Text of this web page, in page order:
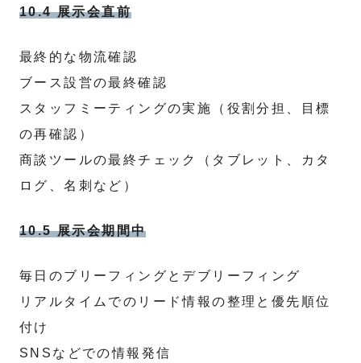
10.4 展示会直前
最終的な物流確認
ブース設営の最終確認
スタッフミーティングの実施（役割分担、目標
の再確認）
商談ツールの最終チェック（タブレット、カタ
ログ、名刺など）
10.5 展示会期間中
毎日のブリーフィングとデブリーフィング
リアルタイムでのリード情報の整理と優先順位
付け
SNSなどでの情報発信